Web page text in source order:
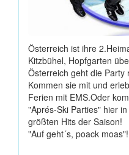
Österreich ist ihre
Kitzbühel, Hopfgarten
Österreich geht die Party
Kommen sie mit und
Ferien mit EMS.Oder
"Aprés-Ski Parties" hier
größten Hits der Saison!
"Auf geht´s, poack